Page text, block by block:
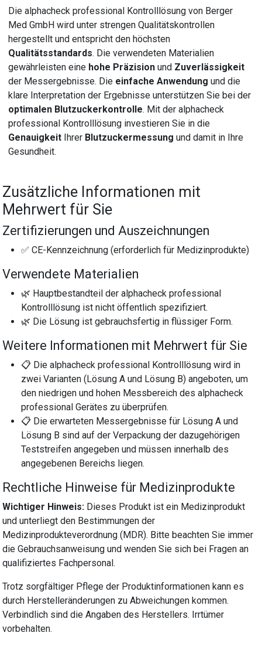
Die alphacheck professional Kontrolllösung von Berger
Med GmbH wird unter strengen Qualitätskontrollen
hergestellt und entspricht den höchsten
Qualitätsstandards. Die verwendeten Materialien
gewährleisten eine hohe Präzision und Zuverlässigkeit
der Messergebnisse. Die einfache Anwendung und die
klare Interpretation der Ergebnisse unterstützen Sie bei der
optimalen Blutzuckerkontrolle. Mit der alphacheck
professional Kontrolllösung investieren Sie in die
Genauigkeit Ihrer Blutzuckermessung und damit in Ihre
Gesundheit.
Zusätzliche Informationen mit
Mehrwert für Sie
Zertifizierungen und Auszeichnungen
✅ CE-Kennzeichnung (erforderlich für Medizinprodukte)
Verwendete Materialien
🌿 Hauptbestandteil der alphacheck professional
Kontrolllösung ist nicht öffentlich spezifiziert.
🌿 Die Lösung ist gebrauchsfertig in flüssiger Form.
Weitere Informationen mit Mehrwert für Sie
📋 Die alphacheck professional Kontrolllösung wird in
zwei Varianten (Lösung A und Lösung B) angeboten, um
den niedrigen und hohen Messbereich des alphacheck
professional Gerätes zu überprüfen.
📋 Die erwarteten Messergebnisse für Lösung A und
Lösung B sind auf der Verpackung der dazugehörigen
Teststreifen angegeben und müssen innerhalb des
angegebenen Bereichs liegen.
Rechtliche Hinweise für Medizinprodukte
Wichtiger Hinweis: Dieses Produkt ist ein Medizinprodukt
und unterliegt den Bestimmungen der
Medizinprodukteverordnung (MDR). Bitte beachten Sie immer
die Gebrauchsanweisung und wenden Sie sich bei Fragen an
qualifiziertes Fachpersonal.
Trotz sorgfältiger Pflege der Produktinformationen kann es
durch Herstelleränderungen zu Abweichungen kommen.
Verbindlich sind die Angaben des Herstellers. Irrtümer
vorbehalten.